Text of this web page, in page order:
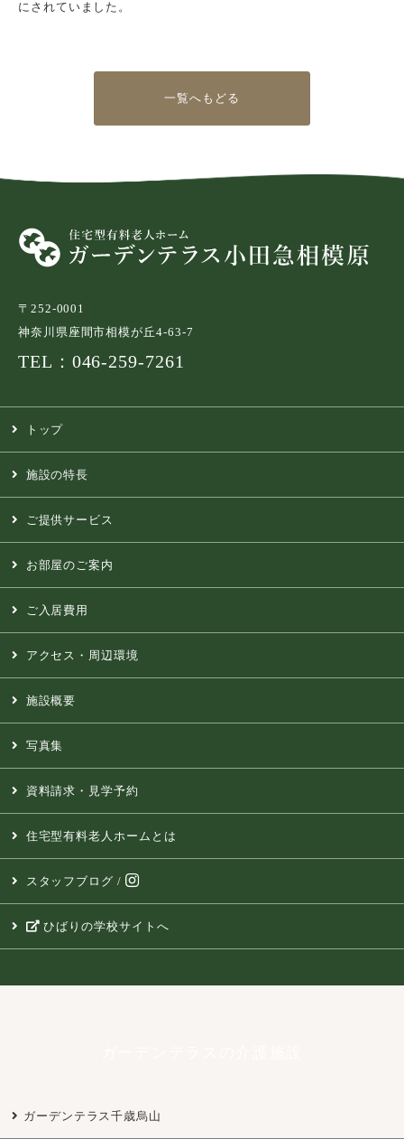
にされていました。
一覧へもどる
〒252-0001
神奈川県座間市相模が丘4-63-7
TEL：046-259-7261
トップ
施設の特長
ご提供サービス
お部屋のご案内
ご入居費用
アクセス・周辺環境
施設概要
写真集
資料請求・見学予約
住宅型有料老人ホームとは
スタッフブログ /
ひばりの学校サイトへ
ガーデンテラス千歳烏山